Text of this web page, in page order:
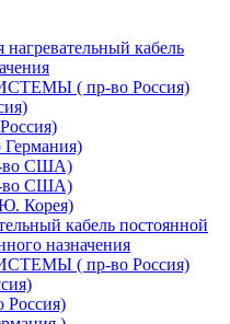
кабель
( пр-во Россия)
во США)
во США)
Корея)
кабель постоянной
назначения
( пр-во Россия)
Россия)